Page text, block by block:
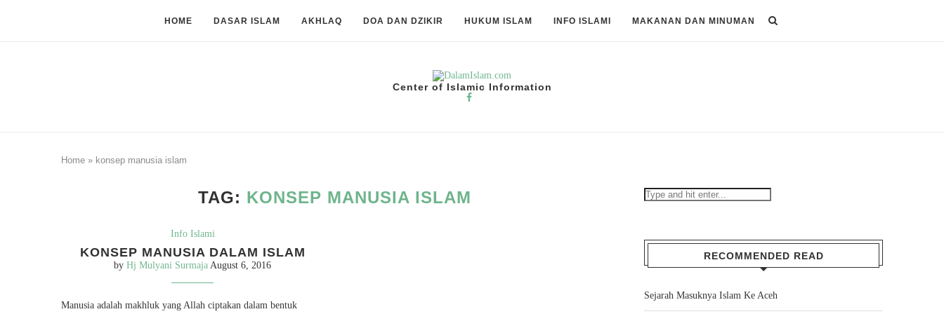
HOME DASAR ISLAM AKHLAQ DOA DAN DZIKIR HUKUM ISLAM INFO ISLAMI MAKANAN DAN MINUMAN
Center of Islamic Information
Home » konsep manusia islam
TAG: KONSEP MANUSIA ISLAM
Info Islami
KONSEP MANUSIA DALAM ISLAM
byHj Mulyani Surmaja August 6, 2016
Manusia adalah makhluk yang Allah ciptakan dalam bentuk
RECOMMENDED READ
Sejarah Masuknya Islam Ke Aceh